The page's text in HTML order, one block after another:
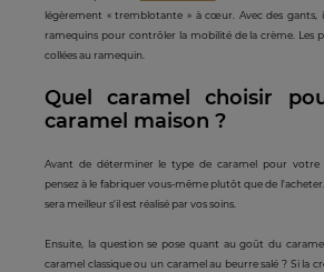
légèrement « tremblotante » à cœur. Avec des gants,
ramequins pour contrôler la mobilité de la crème. Les
collées au ramequin.
Quel caramel choisir
caramel maison ?
Avant de déterminer le type de caramel pour votre
pensez à le fabriquer vous-même plutôt que de
sera meilleur s'il est réalisé par vos soins.
Ensuite, la question se pose quant au goût du
caramel classique ou un caramel au beurre salé ? Si la